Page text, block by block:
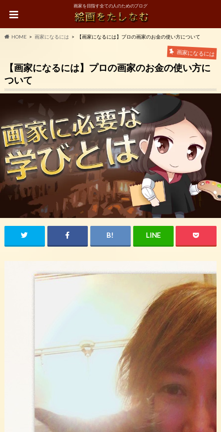
画家を目指す全ての人のためのブログ
HOME 画家になるには 【画家になるには】プロの画家のお金の使い方について
画家になるには
【画家になるには】プロの画家のお金の使い方に
ついて